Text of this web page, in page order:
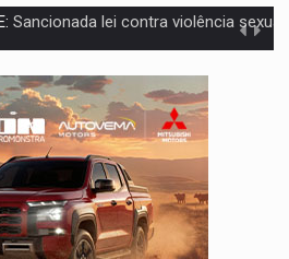
Brasil e Rússia discutem energia nuclear, defesa e
Colisão entre caminhão e carro deixa quatro mortos e um em
Amazônia Negra ganha projeção nacional com participação de
Porto Velho tem chances de chuvas isoladas nesta
UNIDOS:Assembleia Geral delibera greve da educação
SELETIVO:Rondoniaovivo abre oficina de Comunicação com